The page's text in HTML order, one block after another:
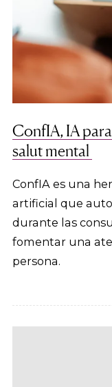
ConfIA, IA
salut mental
ConfIA es una
artificial que
durante las
fomentar una
persona.